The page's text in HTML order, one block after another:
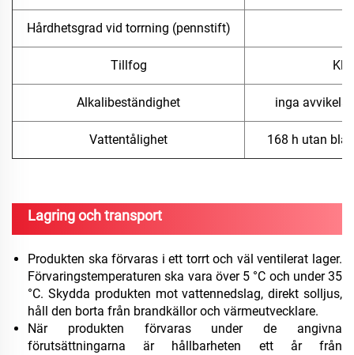
Hårdhetsgrad vid torrning (pennstift)
Tillfog
Alkalibeständighet inga
Vattentålighet 168 h utan
Lagring och transport
Produkten ska förvaras i ett torrt och väl ventilerat lager.
Förvaringstemperaturen ska vara över 5 °C och under 35
°C. Skydda produkten mot vattennedslag, direkt solljus,
håll den borta från brandkällor och värmeutvecklare.
När produkten förvaras under de angivna
förutsättningarna är hållbarheten ett år från